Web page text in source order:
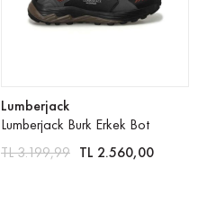
Lumberjack
Lumberjack Burk Erkek Bot
TL 2.560,00
TL 3.199,99